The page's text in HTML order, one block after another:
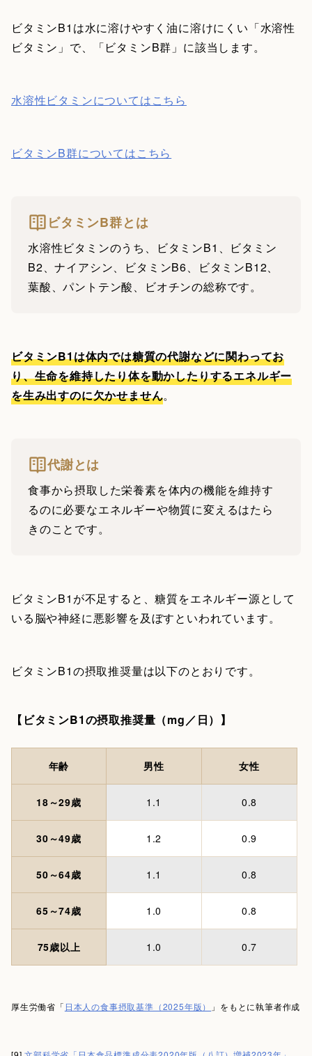
ビタミンB1は水に溶けやすく油に溶けにくい「水溶性
ビタミン」で、「ビタミンB群」に該当します。
水溶性ビタミンについてはこちら
ビタミンB群についてはこちら
ビタミンB群とは
水溶性ビタミンのうち、ビタミンB1、ビタミン
B2、ナイアシン、ビタミンB6、ビタミンB12、
葉酸、パントテン酸、ビオチンの総称です。
ビタミンB1は体内では糖質の代謝などに関わってお
り、生命を維持したり体を動かしたりするエネルギー
を生み出すのに欠かせません。
代謝とは
食事から摂取した栄養素を体内の機能を維持す
るのに必要なエネルギーや物質に変えるはたら
きのことです。
ビタミンB1が不足すると、糖質をエネルギー源として
いる脳や神経に悪影響を及ぼすといわれています。
ビタミンB1の摂取推奨量は以下のとおりです。
【ビタミンB1の摂取推奨量（mg／日）】
年齢 男性 女性
18～29歳 1.1 0.8
30～49歳 1.2 0.9
50～64歳 1.1 0.8
65～74歳 1.0 0.8
75歳以上 1.0 0.7
厚生労働省「 日本人の食事摂取基準（2025年版） 」をもとに執筆者作成